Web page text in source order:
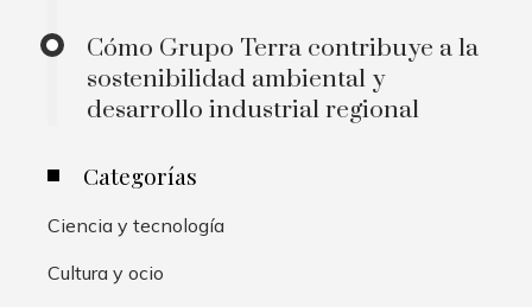
Cómo Grupo Terra contribuye a la
sostenibilidad ambiental y
desarrollo industrial regional
Categorías
Ciencia y tecnología
Cultura y ocio